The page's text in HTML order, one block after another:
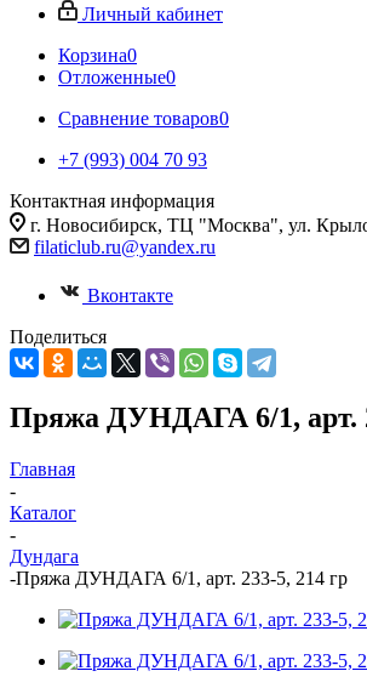
Личный кабинет
Корзина0
Отложенные0
Сравнение товаров0
+7 (993) 004 70 93
Контактная информация
г. Новосибирск, ТЦ "Москва", ул.
filaticlub.ru@yandex.ru
Вконтакте
Поделиться
Пряжа ДУНДАГА 6/1, арт.
Главная
-
Каталог
-
Дундага
-Пряжа ДУНДАГА 6/1, арт. 233-5, 214 гр